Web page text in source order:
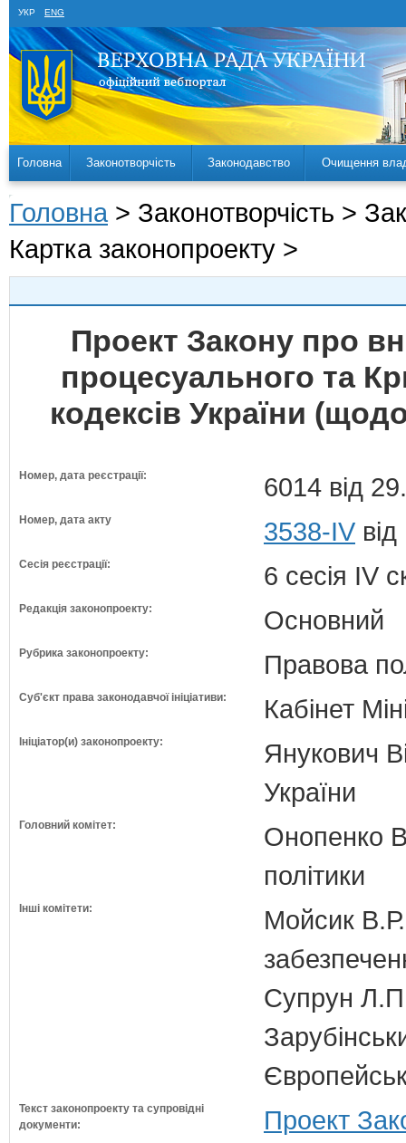
УКР ENG
Головна Законотворчість Законодавство Очищення
Головна > Законотворчість >
Картка законопроекту >
Проект Закону про
процесуального та
кодексів України
Номер, дата реєстрації: 6014 від
Номер, дата акту 3538-IV
Сесія реєстрації: 6 сесія IV
Редакція законопроекту: Основний
Рубрика законопроекту: Правова
Суб'єкт права законодавчої ініціативи: Кабінет
Ініціатор(и) законопроекту:
Янукович
України
Головний комітет:
Онопенко
політики
Інші комітети:
Мойсик В.Р.
Супрун
Текст законопроекту та супровідні
документи:
Проект